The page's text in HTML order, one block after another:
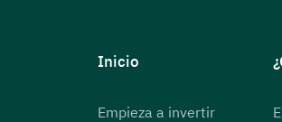
Inicio
Empieza a invertir